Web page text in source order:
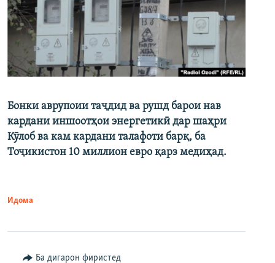
Бонки аврупоии таҷдид ва рушд барои нав
кардани иншоотҳои энергетикӣ дар шаҳри
Кӯлоб ва кам кардани талафоти барқ, ба
Тоҷикистон 10 миллион евро қарз медиҳад.
Идома
Ба дигарон фиристед